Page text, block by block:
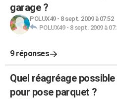
garage ?
POLUX49- 8 sept. 2009 à 07:52
POLUX49- 8 sept. 2009 à
9 réponses
Quel réagréage
pour pose parquet ?